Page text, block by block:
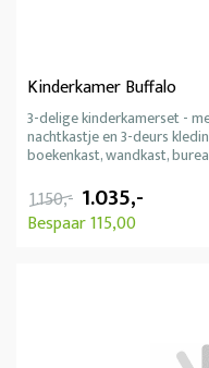
Kinderkamer Buffalo
3-delige kinderkamerset -
nachtkastje en 3-deurs
boekenkast, wandkast,
1.150,- 1.035,-
Bespaar 115,00